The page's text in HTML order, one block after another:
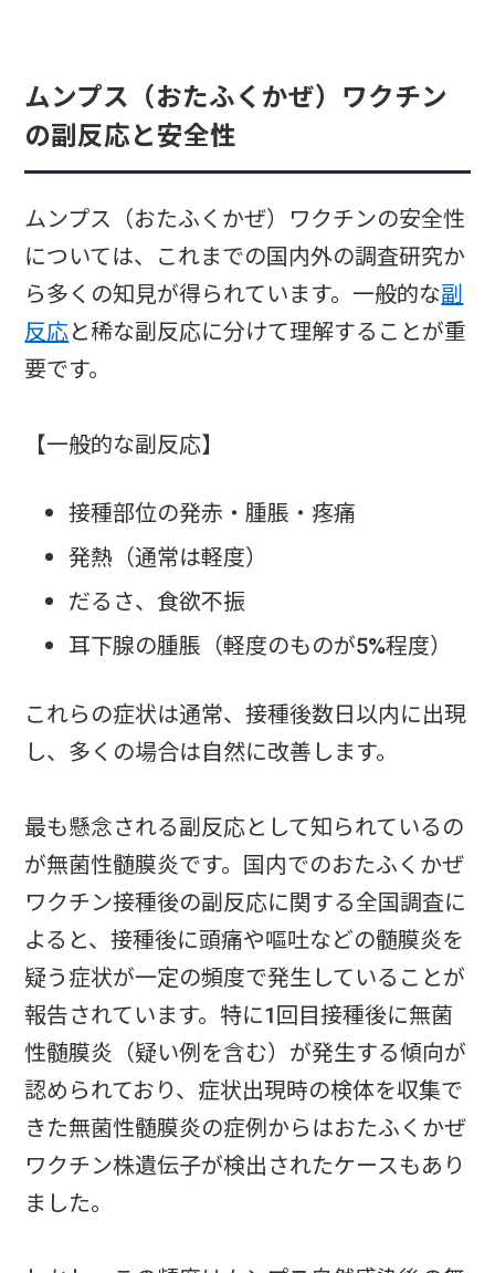
ムンプス（おたふくかぜ）ワクチン
の副反応と安全性
ムンプス（おたふくかぜ）ワクチンの安全性
については、これまでの国内外の調査研究か
ら多くの知見が得られています。一般的な副
反応と稀な副反応に分けて理解することが重
要です。
【一般的な副反応】
接種部位の発赤・腫脹・疼痛
発熱（通常は軽度）
だるさ、食欲不振
耳下腺の腫脹（軽度のものが5%程度）
これらの症状は通常、接種後数日以内に出現
し、多くの場合は自然に改善します。
最も懸念される副反応として知られているの
が無菌性髄膜炎です。国内でのおたふくかぜ
ワクチン接種後の副反応に関する全国調査に
よると、接種後に頭痛や嘔吐などの髄膜炎を
疑う症状が一定の頻度で発生していることが
報告されています。特に1回目接種後に無菌
性髄膜炎（疑い例を含む）が発生する傾向が
認められており、症状出現時の検体を収集で
きた無菌性髄膜炎の症例からはおたふくかぜ
ワクチン株遺伝子が検出されたケースもあり
ました。